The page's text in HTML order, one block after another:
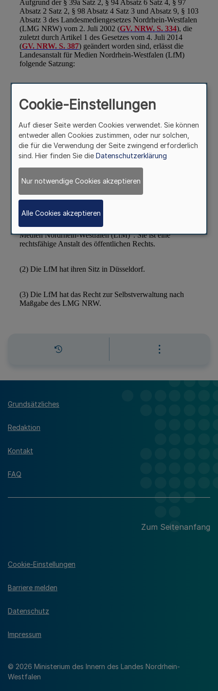
Grundsätzliches
Redaktion
Kontakt
FAQ
Zum Seitenanfang
© 2026 Ministerium des Innern des Landes Nordrhein-
Westfalen
Cookie-Einstellungen
Barriere melden
Datenschutz
Impressum
Cookie-Einstellungen
Auf dieser Seite werden Cookies verwendet. Sie können
entweder allen Cookies zustimmen, oder nur solchen,
die für die Verwendung der Seite zwingend erforderlich
sind. Hier finden Sie die Datenschutzerklärung
Nur notwendige Cookies akzeptieren
Alle Cookies akzeptieren